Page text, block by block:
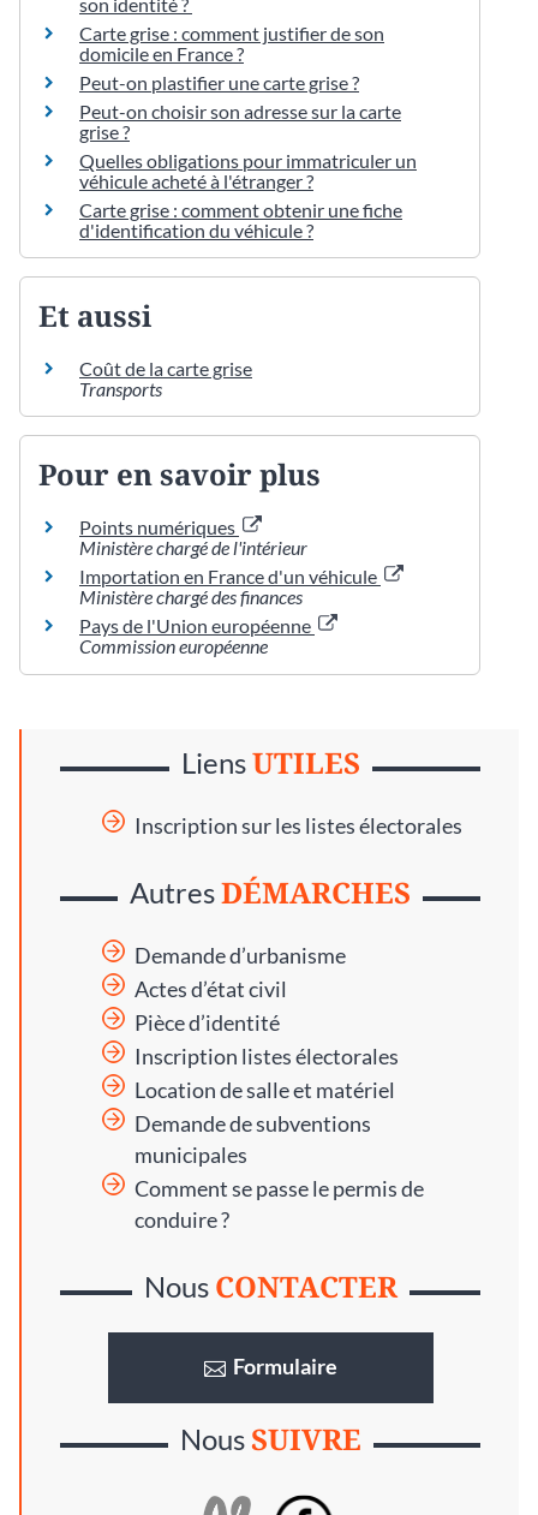
Carte grise : comment justifier de son
domicile en France ?
Peut-on plastifier une carte grise ?
Peut-on choisir son adresse sur la carte
grise ?
Quelles obligations pour immatriculer un
véhicule acheté à l'étranger ?
Carte grise : comment obtenir une fiche
d'identification du véhicule ?
Et aussi
Coût de la carte grise
Transports
Pour en savoir plus
Points numériques
Ministère chargé de l'intérieur
Importation en France d'un véhicule
Ministère chargé des finances
Pays de l'Union européenne
Commission européenne
LiensUTILES
Inscription sur les listes électorales
AutresDÉMARCHES
Demande d’urbanisme
Actes d’état civil
Pièce d’identité
Inscription listes électorales
Location de salle et matériel
Demande de subventions
municipales
Comment se passe le permis de
conduire ?
Nous CONTACTER
Formulaire
NousSUIVRE